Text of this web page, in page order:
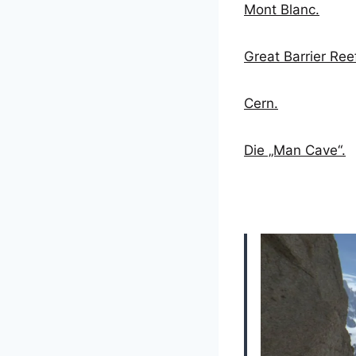
Mont Blanc.
Great Barrier
Cern.
Die „Man Cave“.